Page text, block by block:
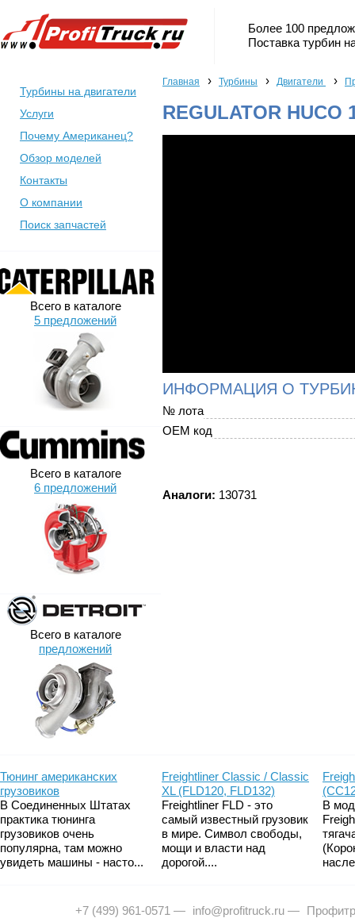
Более 100
Поставка турбин
Турбины на двигатели
Услуги
Почему Американец?
Обзор моделей
Контакты
О компании
Поиск запчастей
Всего в каталоге
5 предложений
Всего в каталоге
6 предложений
Всего в каталоге
предложений
Главная › Турбины › Двигатели ›
REGULATOR HUCO
ИНФОРМАЦИЯ О
№ лота
OEM код
Аналоги: 130731
Тюнинг американских
грузовиков
В Соединенных Штатах
практика тюнинга
грузовиков очень
популярна, там можно
увидеть машины - насто...
Freightliner Classic / Classic
XL (FLD120, FLD132)
Freightliner FLD - это
самый известный грузовик
в мире. Символ свободы,
мощи и власти над
дорогой....
В
+7 (499) 961-0571 — info@profitruck.ru —